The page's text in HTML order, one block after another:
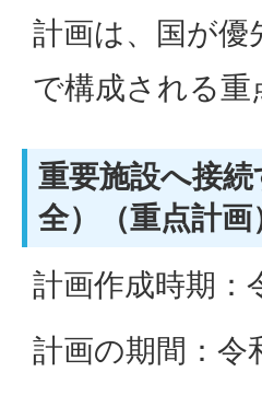
計画は、国が優
で構成される
重要施設へ接
全）（重点計画
計画作成時期：
計画の期間：令